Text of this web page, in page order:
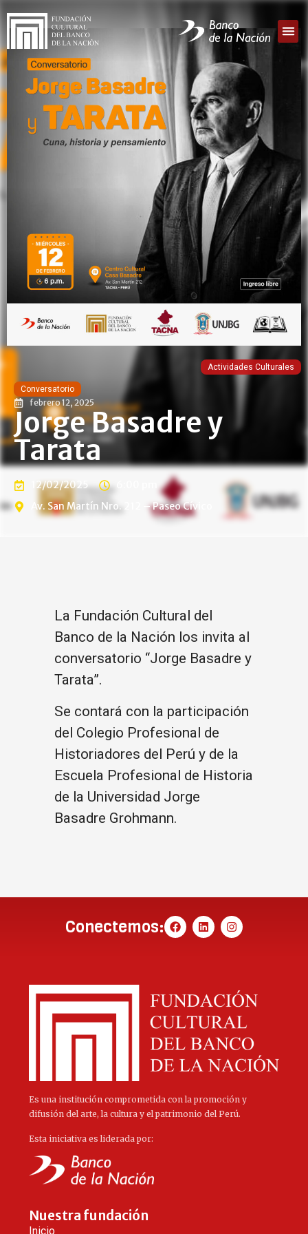
Actividades Culturales
Conversatorio
febrero 12, 2025
Jorge Basadre y
Tarata
12/02/2025
Av. San Martín Nro. 212 – Paseo Cívico
La Fundación Cultural del
Banco de la Nación los invita al
conversatorio “Jorge Basadre y
Tarata”.
Se contará con la participación
del Colegio Profesional de
Historiadores del Perú y de la
Escuela Profesional de Historia
de la Universidad Jorge
Basadre Grohmann.
Conectemos:
Es una institución comprometida con la promoción y
difusión del arte, la cultura y el patrimonio del Perú.
Esta iniciativa es liderada por:
Nuestra fundación
Inicio